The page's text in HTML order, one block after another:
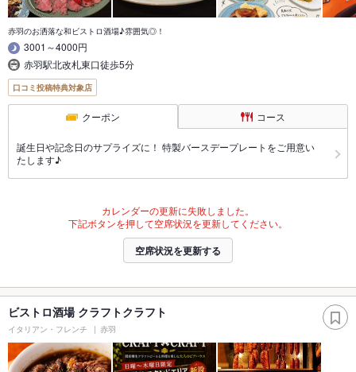
赤羽のお洒落な和ビストロ酒場♪雰囲気◎！
3001～4000円
赤羽駅北改札東口徒歩5分
口コミ投稿特典対象店
クーポン コース
誕生日や記念日のサプライズに！ 特製バースデープレートをご用意い
たします♪
カレンダーの更新に失敗しました。
下記ボタンを押して空席状況を更新してください。
空席状況を更新する
ビストロ酒場 クラフトクラフト
イタリアン・フレンチ 赤羽